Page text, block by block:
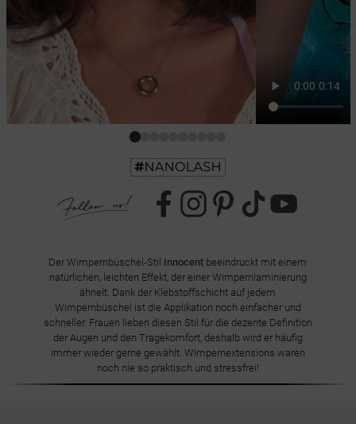
Der Wimpernbüschel-Stil Innocent beeindruckt mit einem
natürlichen, leichten Effekt, der einer Wimpernlaminierung
ähnelt. Dank der Klebstoffschicht auf jedem
Wimpernbüschel ist die Applikation noch einfacher und
schneller. Frauen lieben diesen Stil für die dezente Definition
der Augen und den Tragekomfort, deshalb wird er häufig
immer wieder gerne gewählt. Wimpernextensions waren
noch nie so praktisch und stressfrei!